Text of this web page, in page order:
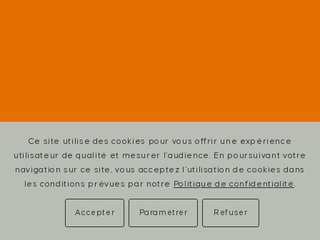
Ce site utilise des cookies pour vous offrir une expérience
utilisateur de qualité et mesurer l’audience. En poursuivant votre
navigation sur ce site, vous acceptez l’utilisation de cookies dans
les conditions prévues par notre Politique de confidentialité.
Accepter Paramétrer Refuser